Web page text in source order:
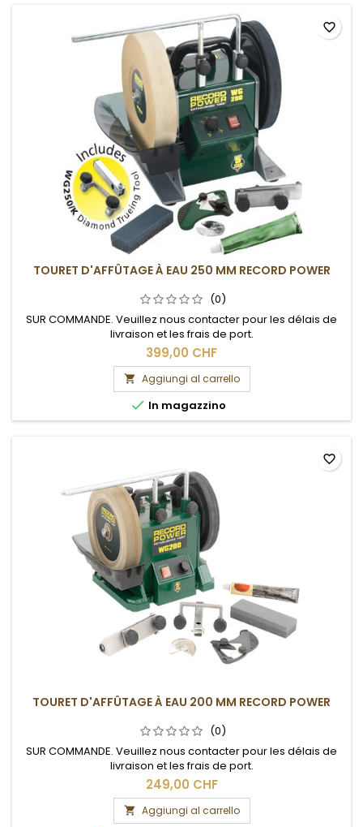
TOURET D'AFFÛTAGE À EAU 250 MM RECORD POWER
(0)
SUR COMMANDE. Veuillez nous contacter pour les délais de
livraison et les frais de port.
399,00 CHF
 Aggiungi al carrello
 In magazzino
favorite_border
TOURET D'AFFÛTAGE À EAU 200 MM RECORD POWER
(0)
SUR COMMANDE. Veuillez nous contacter pour les délais de
livraison et les frais de port.
249,00 CHF
 Aggiungi al carrello
favorite_border